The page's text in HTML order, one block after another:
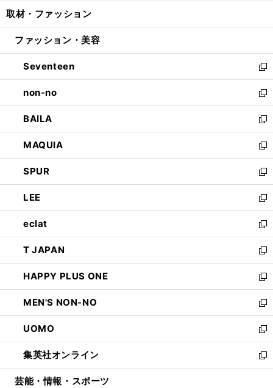
開
ウ
開
く
ウ
ン
ウ
で
開
く
し
ウ
ン
ド
ウ
で
開
く
取材・ファッション
ファッション・美容
Seventeen
新
し
い
ウ
ィ
ン
ド
ウ
で
開
く
non-no
新
し
い
ウ
ィ
ン
ド
ウ
で
開
く
BAILA
新
し
い
ウ
ィ
ン
ド
ウ
で
開
く
MAQUIA
新
し
い
ウ
ィ
ン
ド
ウ
で
開
く
SPUR
新
し
い
ウ
ィ
ン
ド
ウ
で
開
く
LEE
新
し
い
ウ
ィ
ン
ド
ウ
で
開
く
eclat
新
し
い
ウ
ィ
ン
ド
ウ
で
開
く
T JAPAN
新
し
い
ウ
ィ
ン
ド
ウ
で
開
HAPPY PLUS ONE
新
し
い
ウ
ィ
ン
ド
ウ
MEN'S NON-NO
新
し
い
ウ
ィ
ン
UOMO
新
し
い
ウ
集英社オンライン
新
し
芸能・情報・スポーツ